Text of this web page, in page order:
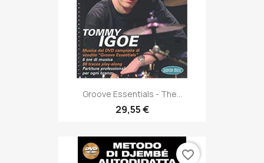
Groove Essentials - The...
29,55 €
favorite_border